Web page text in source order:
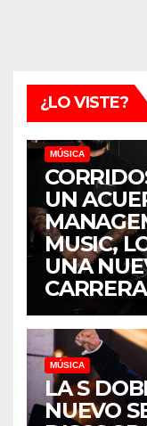
¿LO VISTE?
MÚSICA
UN
MUSIC,
UNA
CARRERA
MÚSICA
LA S
NUEVO